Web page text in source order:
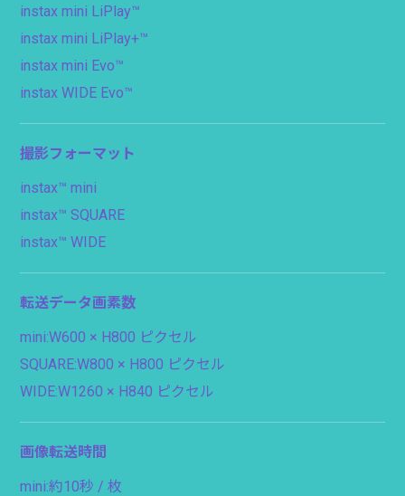
instax mini LiPlay™
instax mini LiPlay+™
instax mini Evo™
instax WIDE Evo™
撮影フォーマット
instax™ mini
instax™ SQUARE
instax™ WIDE
転送データ画素数
mini:W600 × H800 ピクセル
SQUARE:W800 × H800 ピクセル
WIDE:W1260 × H840 ピクセル
画像転送時間
mini:約10秒 / 枚